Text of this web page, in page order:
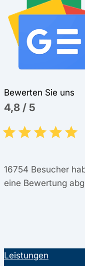
Bewerten Sie uns
4,8 / 5
16754 Besucher
eine Bewertung
Leistungen